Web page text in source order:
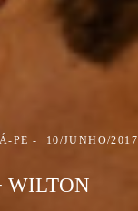
PE 10/JUNHO/2017
WILTON